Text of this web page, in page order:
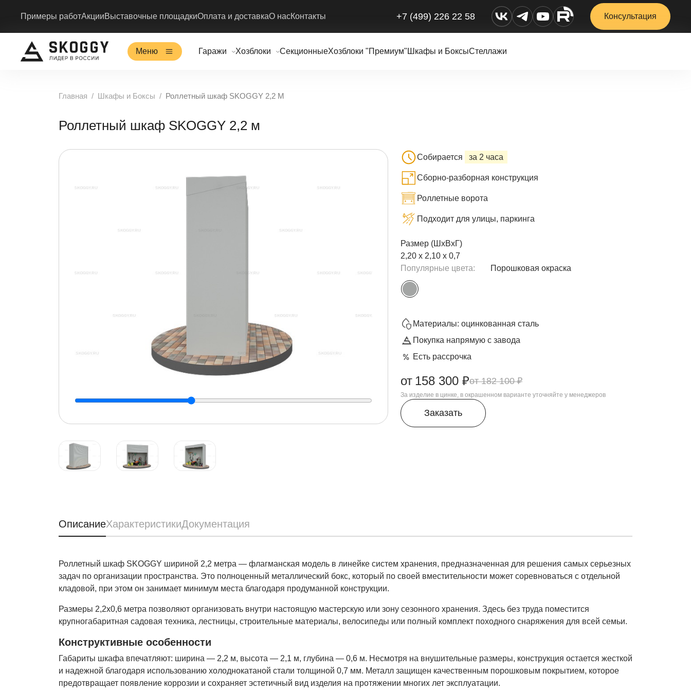
Примеры работАкцииВыставочные площадкиОплата и доставкаО насКонтакты +7 (499) 226 22 58 Консультация
Меню Гаражи Хозблоки СекционныеХозблоки "Премиум" Шкафы и БоксыСтеллажи
Главная Шкафы и Боксы Роллетный шкаф SKOGGY 2,2 М
Роллетный шкаф SKOGGY 2,2 м
Собирается за 2 часа
Сборно-разборная конструкция
Роллетные ворота
Подходит для улицы, паркинга
Размер (ШхВхГ)
2,20 х 2,10 х 0,7
Популярные цвета:
Порошковая окраска
Материалы: оцинкованная сталь
Покупка напрямую с завода
Есть рассрочка
182 100 ₽
от 158 300 ₽
За изделие в цинке, в окрашенном варианте уточняйте у менеджеров
Заказать
ОписаниеХарактеристикиДокументация
Роллетный шкаф SKOGGY шириной 2,2 метра — флагманская модель в линейке систем хранения, предназначенная для решения самых серьезных
задач по организации пространства. Это полноценный металлический бокс, который по своей вместительности может соревноваться с отдельной
кладовой, при этом он занимает минимум места благодаря продуманной конструкции.
Размеры 2,2х0,6 метра позволяют организовать внутри настоящую мастерскую или зону сезонного хранения. Здесь без труда поместится
крупногабаритная садовая техника, лестницы, строительные материалы, велосипеды или полный комплект походного снаряжения для всей семьи.
Конструктивные особенности
Габариты шкафа впечатляют: ширина — 2,2 м, высота — 2,1 м, глубина — 0,6 м. Несмотря на внушительные размеры, конструкция остается жесткой
и надежной благодаря использованию холоднокатаной стали толщиной 0,7 мм. Металл защищен качественным порошковым покрытием, которое
предотвращает появление коррозии и сохраняет эстетичный вид изделия на протяжении многих лет эксплуатации.